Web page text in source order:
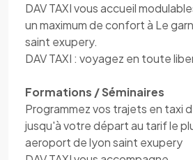
DAV TAXI vous accueil
un maximum de confort à Le
saint exupery.
DAV TAXI : voyagez en toute
Formations / Séminaires
Programmez vos trajets en taxi
jusqu'à votre départ au tarif le
aeroport de lyon saint exupery